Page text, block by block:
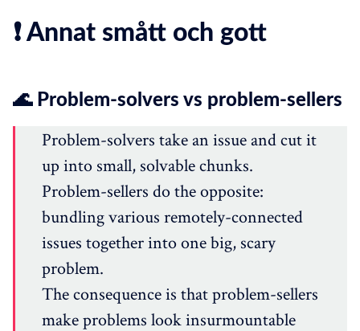
❗ Annat smått och gott
🌊 Problem-solvers vs problem-sellers
Problem-solvers take an issue and cut it
up into small, solvable chunks.
Problem-sellers do the opposite:
bundling various remotely-connected
issues together into one big, scary
problem.
The consequence is that problem-sellers
make problems look insurmountable